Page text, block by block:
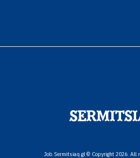
Job.Sermitsiaq.gl © Copyright 2026. All